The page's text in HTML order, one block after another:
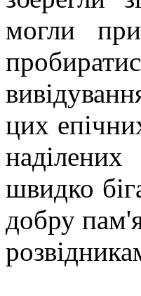
могли
цих
швидко
добру